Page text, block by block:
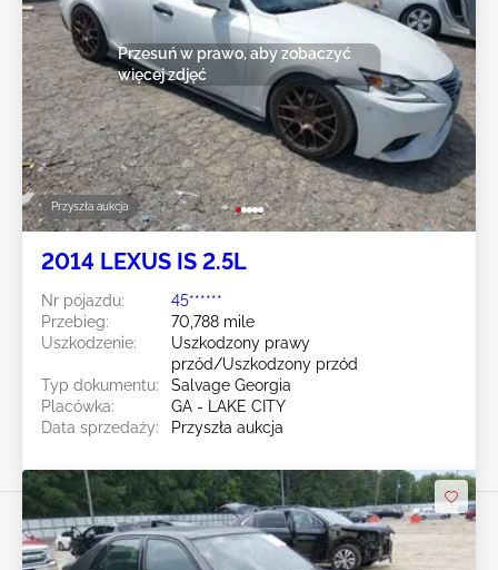
Przyszła aukcja
Przesuń w prawo, aby zobaczyć
więcej zdjęć
2014 LEXUS IS 2.5L
Nr pojazdu:
45******
Przebieg:
70,788 mile
Uszkodzenie:
Uszkodzony prawy
przód/Uszkodzony przód
Typ dokumentu:
Salvage Georgia
Placówka:
GA - LAKE CITY
Data sprzedaży:
Przyszła aukcja